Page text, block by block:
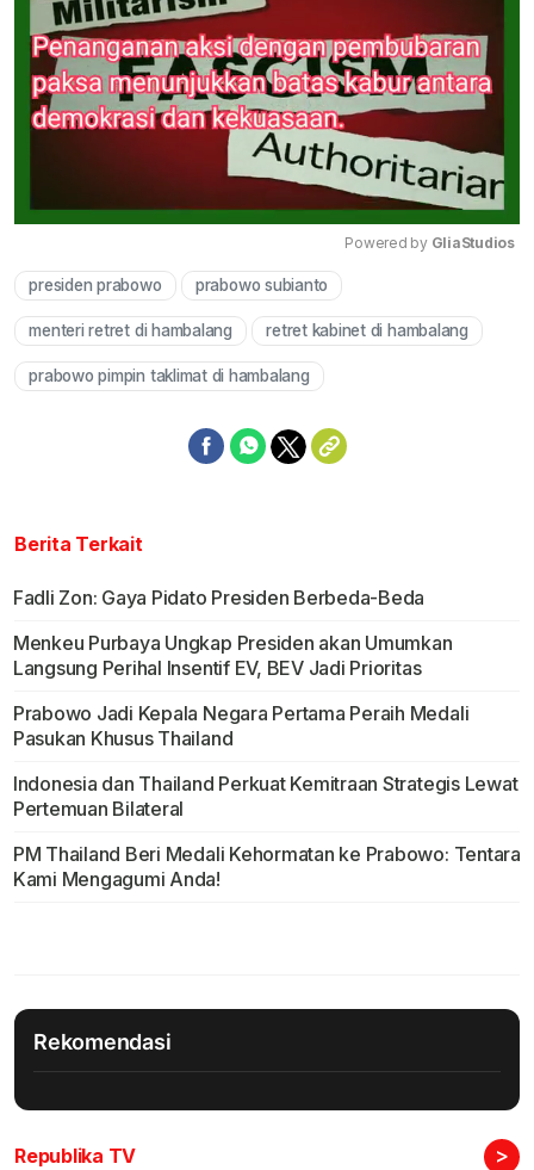
Powered by GliaStudios
presiden prabowo prabowo subianto
menteri retret di hambalang retret kabinet di hambalang
prabowo pimpin taklimat di hambalang
Berita Terkait
Fadli Zon: Gaya Pidato Presiden Berbeda-Beda
Menkeu Purbaya Ungkap Presiden akan Umumkan
Langsung Perihal Insentif EV, BEV Jadi Prioritas
Prabowo Jadi Kepala Negara Pertama Peraih Medali
Pasukan Khusus Thailand
Indonesia dan Thailand Perkuat Kemitraan Strategis Lewat
Pertemuan Bilateral
PM Thailand Beri Medali Kehormatan ke Prabowo: Tentara
Kami Mengagumi Anda!
Rekomendasi
Republika TV >